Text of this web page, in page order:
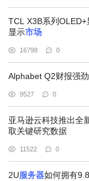
TCL X3B系列
显示市场
16798 0
Alphabet Q2财报强
9527 0
亚马逊云科技推出全
取关键研究数据
11522 0
2U服务器如何拥有